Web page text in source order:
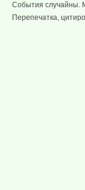
События случайны.
Перепечатка,